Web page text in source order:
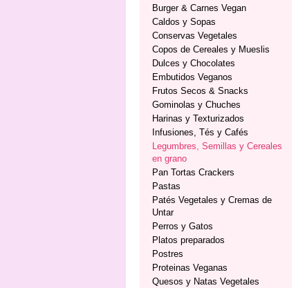
Burger & Carnes Vegan
Caldos y Sopas
Conservas Vegetales
Copos de Cereales y Mueslis
Dulces y Chocolates
Embutidos Veganos
Frutos Secos & Snacks
Gominolas y Chuches
Harinas y Texturizados
Infusiones, Tés y Cafés
Legumbres, Semillas y Cereales
en grano
Pan Tortas Crackers
Pastas
Patés Vegetales y Cremas de
Untar
Perros y Gatos
Platos preparados
Postres
Proteinas Veganas
Quesos y Natas Vegetales